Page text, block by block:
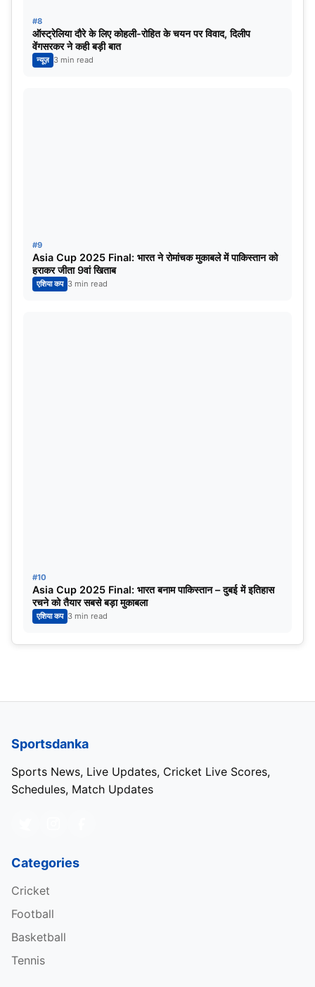
#8
ऑस्ट्रेलिया दौरे के लिए कोहली-रोहित के चयन पर विवाद, दिलीप
वेंगसरकर ने कही बड़ी बात
न्यूज़ 3 min read
#9
Asia Cup 2025 Final: भारत ने रोमांचक मुकाबले में पाकिस्तान को
हराकर जीता 9वां खिताब
एशिया कप 3 min read
#10
Asia Cup 2025 Final: भारत बनाम पाकिस्तान – दुबई में इतिहास
रचने को तैयार सबसे बड़ा मुकाबला
एशिया कप 3 min read
Sportsdanka
Sports News, Live Updates, Cricket Live Scores,
Schedules, Match Updates
Categories
Cricket
Football
Basketball
Tennis